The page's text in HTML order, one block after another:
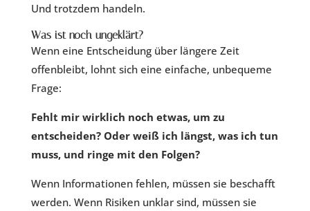
Und trotzdem handeln.
Was ist noch ungeklärt?
Wenn eine Entscheidung über längere Zeit
offenbleibt, lohnt sich eine einfache, unbequeme
Frage:
Fehlt mir wirklich noch etwas, um zu
entscheiden? Oder weiß ich längst, was ich tun
muss, und ringe mit den Folgen?
Wenn Informationen fehlen, müssen sie beschafft
werden. Wenn Risiken unklar sind, müssen sie